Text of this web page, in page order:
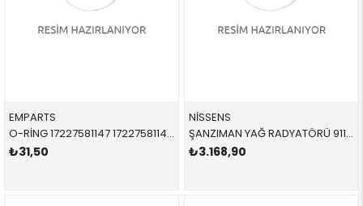
EMPARTS
O-RİNG 17227581147 17227581147 17227581147 E87,E90,E92,E93,X1,E84,Z4,E85,E86,E89 N40,N42,N43,N45,N46N51,N52,N53,N47 10,82X1,78/HNBR
₺31,50
NİSSENS
ŞANZIMAN YAĞ RADYATÖRÜ 91116 LR036354 LR036354
₺3.168,90